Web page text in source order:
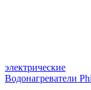
электрические
Водонагреватели